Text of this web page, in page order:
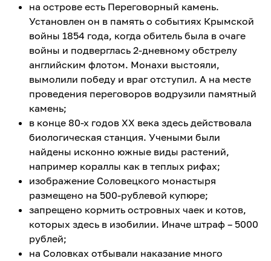
на острове есть Переговорный камень.
Установлен он в память о событиях Крымской
войны 1854 года, когда обитель была в очаге
войны и подверглась 2-дневному обстрелу
английским флотом. Монахи выстояли,
вымолили победу и враг отступил. А на месте
проведения переговоров водрузили памятный
камень;
в конце 80-х годов ХХ века здесь действовала
биологическая станция. Учеными были
найдены исконно южные виды растений,
например кораллы как в теплых рифах;
изображение Соловецкого монастыря
размещено на 500-рублевой купюре;
запрещено кормить островных чаек и котов,
которых здесь в изобилии. Иначе штраф – 5000
рублей;
на Соловках отбывали наказание много